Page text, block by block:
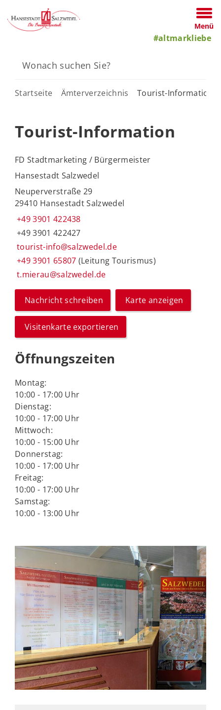
Menü
#altmarkliebe
Startseite Ämterverzeichnis Tourist-Information
Tourist-Information
FD Stadtmarketing / Bürgermeister
Hansestadt Salzwedel
Neuperverstraße 29
29410 Hansestadt Salzwedel
+49 3901 422438
+49 3901 422427
tourist-info@salzwedel.de
+49 3901 65807 (Leitung Tourismus)
t.mierau@salzwedel.de
Nachricht schreiben Karte anzeigen
Visitenkarte exportieren
Öffnungszeiten
Montag:
10:00 - 17:00 Uhr
Dienstag:
10:00 - 17:00 Uhr
Mittwoch:
10:00 - 15:00 Uhr
Donnerstag:
10:00 - 17:00 Uhr
Freitag:
10:00 - 17:00 Uhr
Samstag:
10:00 - 13:00 Uhr